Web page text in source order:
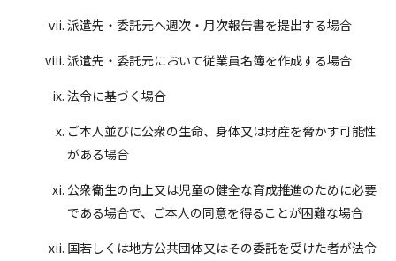
派遣先・委託元へ週次・月次報告書を提出する場合
派遣先・委託元において従業員名簿を作成する場合
法令に基づく場合
ご本人並びに公衆の生命、身体又は財産を脅かす可能性
がある場合
公衆衛生の向上又は児童の健全な育成推進のために必要
である場合で、ご本人の同意を得ることが困難な場合
国若しくは地方公共団体又はその委託を受けた者が法令